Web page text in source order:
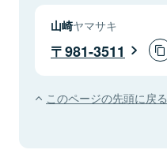
山崎ヤマサキ
981-3511
このページの先頭に戻る